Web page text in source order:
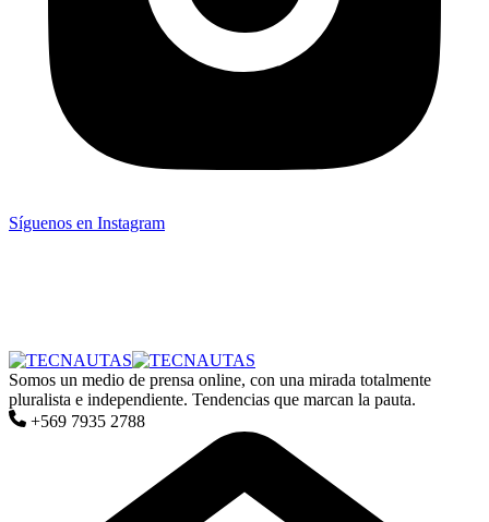
Síguenos en Instagram
Somos un medio de prensa online, con una mirada totalmente
pluralista e independiente. Tendencias que marcan la pauta.
+569 7935 2788